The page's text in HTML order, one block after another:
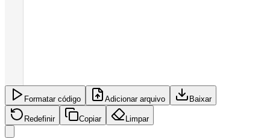
Formatar código Adicionar arquivo Baixar
Redefinir Copiar Limpar